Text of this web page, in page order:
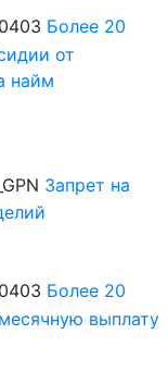
Более 20
от
найм
Запрет на
Более 20
выплату